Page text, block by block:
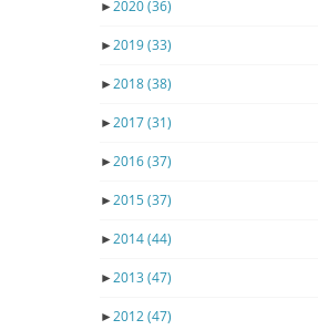
►2020(36)
►2019(33)
►2018(38)
►2017(31)
►2016(37)
►2015(37)
►2014(44)
►2013 (47)
►2012(47)